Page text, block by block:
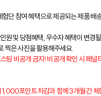
단 참여 혜택으로 제공되는 제품 배
원 및 당첨혜택, 우수자 혜택이 변경
찍은 사진을 활용해주세요.
팅 비공개 금지! 비공개 확인 시 페널
1,000포인트 차감과 함께 3개월 간